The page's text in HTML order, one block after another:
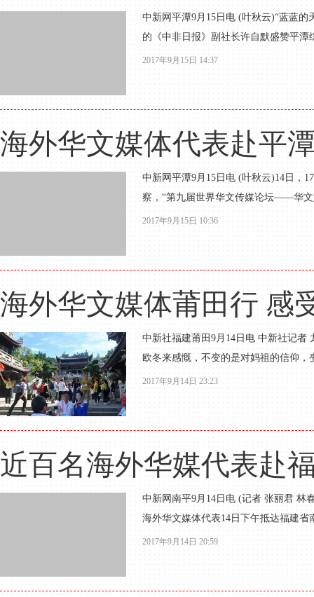
中新网平潭9月15日电 (叶秋云)“蓝蓝
的《中非日报》副社长许自默盛赞平
2017年9月15日 14:37
海外华文媒体代表赴平
中新网平潭9月15日电 (叶秋云)14日，
察，“第九届世界华文传媒论坛——华
2017年9月15日 10:36
海外华文媒体莆田行 感
中新社福建莆田9月14日电 中新社记者
欧冬来感慨，不变的是对妈祖的信仰
2017年9月14日 23:23
近百名海外华媒代表赴
中新网南平9月14日电 (记者 张丽君 林
海外华文媒体代表14日下午抵达福建
2017年9月14日 20:59